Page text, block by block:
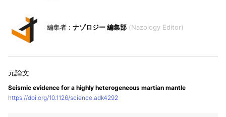
ナゾロジー 編集部 Nazology Editor
Seismic evidence for a highly heterogeneous martian mantle
https://doi.org/10.1126/science.adk4292